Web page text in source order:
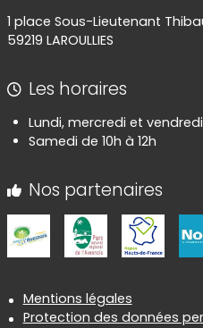
1 place Sous-Lieutenant
59219 LAROULLIES
Les horaires
Lundi, mercredi et vendredi
Samedi de 10h à 12h
Nos partenaires
Informations
Mentions légales
Protection des données